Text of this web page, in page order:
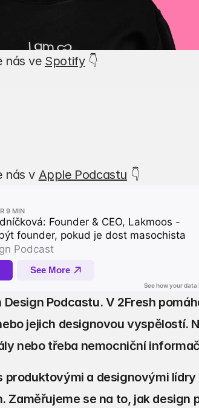
nás ve Spotify 👇
nás v Apple Podcastu 👇
Podcastu. V 2Fresh
jejich designovou vyspělostí.
nebo třeba nemocniční
produktovými a designovými lídry
se na to, jak design